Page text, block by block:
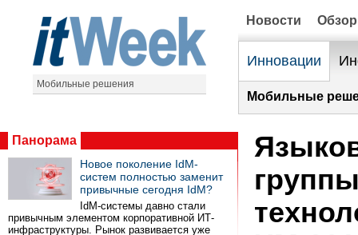
Мобильные решения
Новости
Инновации
Мобильные
Панорама
Новое поколение IdM-
систем полностью заменит
привычные сегодня IdM?
IdM-системы давно стали
привычным элементом корпоративной ИТ-
инфраструктуры. Рынок развивается уже